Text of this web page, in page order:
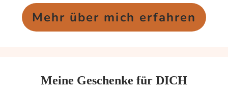
Mehr über mich erfahren
Meine Geschenke für DICH